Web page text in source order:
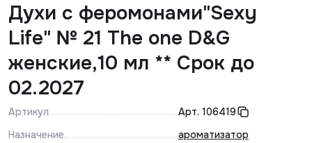
Духи с феромонами"Sexy
Life" № 21 The one D&G
женские,10 мл ** Срок до
02.2027
Артикул Арт. 106419
Назначение
ароматизатор